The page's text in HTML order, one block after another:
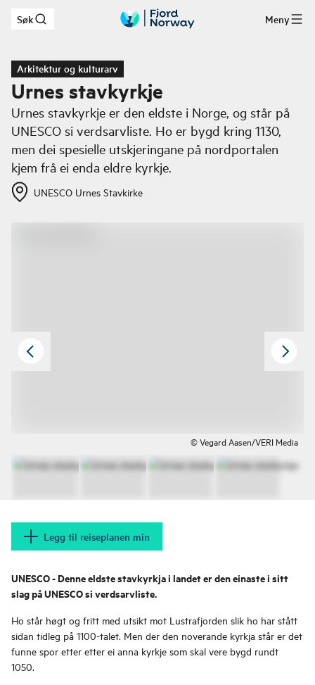
Hopp til hovedinnhold
Søk Meny
Arkitektur og kulturarv
Urnes stavkyrkje
Urnes stavkyrkje er den eldste i Norge, og står på
UNESCO si verdsarvliste. Ho er bygd kring 1130,
men dei spesielle utskjeringane på nordportalen
kjem frå ei enda eldre kyrkje.
UNESCO Urnes Stavkirke
© Vegard Aasen/VERI Media
Legg til reiseplanen min
UNESCO - Denne eldste stavkyrkja i landet er den einaste i sitt
slag på UNESCO si verdsarvliste.
Ho står høgt og fritt med utsikt mot Lustrafjorden slik ho har stått
sidan tidleg på 1100-talet. Men der den noverande kyrkja står er det
funne spor etter etter ei anna kyrkje som skal vere bygd rundt
1050.